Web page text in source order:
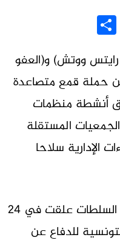
Messenger
ووتش) و(العفو
حملة قمع متصاعدة
أنشطة منظمات
المستقلة
الإدارية سلاحا
وقالت هيومن رايتس ووتش إن السلطات علقت في 24
للدفاع عن